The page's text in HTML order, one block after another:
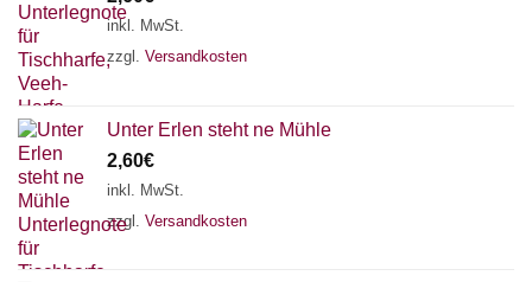
inkl. MwSt.
zzgl. Versandkosten
Unter Erlen steht ne Mühle
2,60€
inkl. MwSt.
zzgl. Versandkosten